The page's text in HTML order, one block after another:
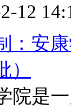
12
：安
）
院是